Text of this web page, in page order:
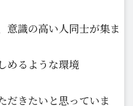
意識の高い人同士が集ま
めるような環境
だきたいと思っていま